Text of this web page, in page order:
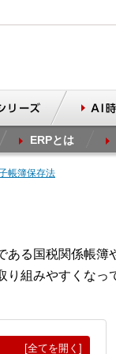
ERPとは
帳簿保存法
る国税関係帳
組みやすくな
[全てを開く]